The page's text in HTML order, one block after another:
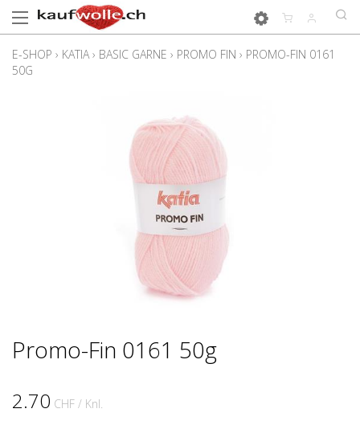
E-SHOP › KATIA › BASIC GARNE › PROMO FIN › PROMO-FIN 0161
50G
Promo-Fin 0161 50g
2.70 CHF / Knl.